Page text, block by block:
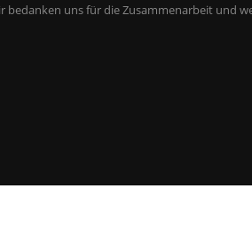
uns für die Zusammenarbeit und